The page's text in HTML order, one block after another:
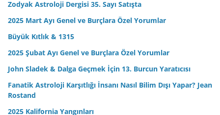
Zodyak Astroloji Dergisi 35. Sayı Satışta
2025 Mart Ayı Genel ve Burçlara Özel Yorumlar
Büyük Kıtlık & 1315
2025 Şubat Ayı Genel ve Burçlara Özel Yorumlar
John Sladek & Dalga Geçmek İçin 13. Burcun Yaratıcısı
Fanatik Astroloji Karşıtlığı İnsanı Nasıl Bilim Dışı Yapar? Jean
Rostand
2025 Kalifornia Yangınları